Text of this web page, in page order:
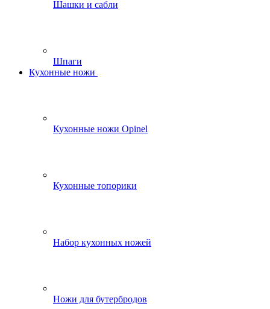
Шашки и сабли
Шпаги
Кухонные ножи
Кухонные ножи Opinel
Кухонные топорики
Набор кухонных ножей
Ножи для бутербродов